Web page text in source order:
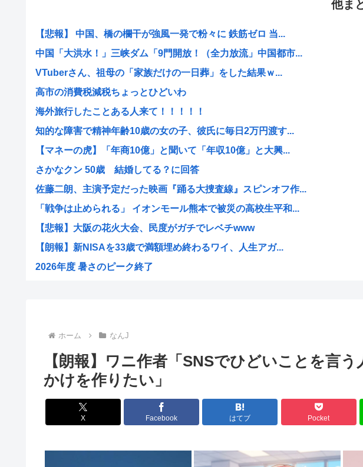
他ま
【悲報】 中国、橋の欄干が強風一発で粉々に 鉄筋ゼロ 当...
中国「大洪水！」三峡ダム「9門開放！（全力放流」中国都市...
VTuberさん、祖母の「家族だけの一日葬」をした結果ｗ...
高市の消費税減税ちょっとひどいわ
海外旅行したことある人来て！！！！！
知的な障害で精神年齢10歳の女の子、彼氏に毎日2万円渡す...
【マネーの虎】「年商10億」と聞いて「年収10億」と大興...
さかなクン 50歳 結婚してる？に回答
佐藤二朗、主演予定だった映画『踊る大捜査線』スピンオフ作...
「戦争は止められる」 イオンモール熊本で被災の高校生平和...
【悲報】大阪の花火大会、民度がガチでレベチwww
【朗報】新NISAを33歳で満額埋め終わるワイ、人生アガ...
2026年度 暑さのピーク終了
【画像】道重さゆみのお乳wwwこれでパイズリされたら3秒...
【画像】女子野球部員『星よつは』とかいうガチで可愛すぎる...
女球審、高校球児にキレられてしまうwww
中居正広、熊本地震直後に現地炊き出しに参加していた
【悲報】免許取りたての娘さん、猛者すぎて炎上するwww
ホーム なんJ
【朗報】ワニ作者「SNSでひどいことを言
かけを作りたい」
X Facebook はてブ Pocket